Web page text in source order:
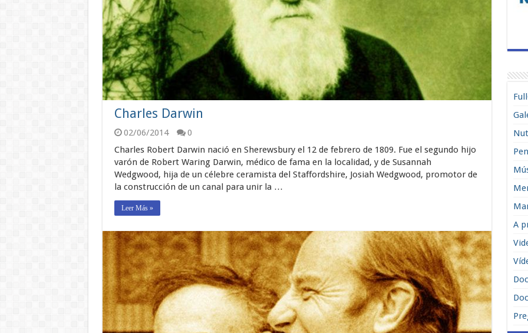
Charles Darwin
02/06/2014
0
Charles Robert Darwin nació en Sherewsbury el 12 de febrero de 1809. Fue el segundo hijo
varón de Robert Waring Darwin, médico de fama en la localidad, y de Susannah
Wedgwood, hija de un célebre ceramista del Staffordshire, Josiah Wedgwood, promotor de
la construcción de un canal para unir la …
Leer Más »
A